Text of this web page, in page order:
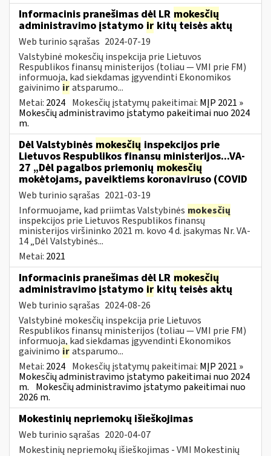
Informacinis pranešimas dėl LR mokesčių
administravimo įstatymo ir kitų teisės aktų
Web turinio sąrašas 2024-07-19
Valstybinė mokesčių inspekcija prie Lietuvos
Respublikos finansų ministerijos (toliau — VMI prie FM)
informuoja, kad siekdamas įgyvendinti Ekonomikos
gaivinimo iratsparumo...
Metai: 2024 Mokesčių įstatymų pakeitimai: MĮP 2021 »
Mokesčių administravimo įstatymo pakeitimai nuo 2024
m.
Dėl Valstybinės mokesčių inspekcijos prie
Lietuvos Respublikos finansų ministerijos...VA-
27 „Dėl pagalbos priemonių mokesčių
mokėtojams, paveiktiems koronaviruso (COVID
Web turinio sąrašas 2021-03-19
Informuojame, kad priimtas Valstybinės mokesčių
inspekcijos prie Lietuvos Respublikos finansų
ministerijos viršininko 2021 m. kovo 4 d. įsakymas Nr. VA-
14 „Dėl Valstybinės...
Metai: 2021
Informacinis pranešimas dėl LR mokesčių
administravimo įstatymo ir kitų teisės aktų
Web turinio sąrašas 2024-08-26
Valstybinė mokesčių inspekcija prie Lietuvos
Respublikos finansų ministerijos (toliau — VMI prie FM)
informuoja, kad siekdamas įgyvendinti Ekonomikos
gaivinimo iratsparumo...
Metai: 2024 Mokesčių įstatymų pakeitimai: MĮP 2021 »
Mokesčių administravimo įstatymo pakeitimai nuo 2024
m. Mokesčių administravimo įstatymo pakeitimai nuo
2026 m.
Mokestinių nepriemokų išieškojimas
Web turinio sąrašas 2020-04-07
Mokestinių nepriemokų išieškojimas - VMI Mokestinių